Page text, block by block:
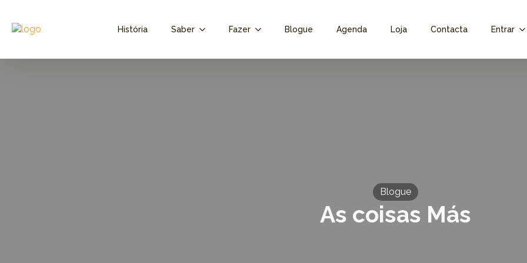
História Saber Fazer Blogue Agenda Loja Contacta Entrar
Blogue
As coisas Más